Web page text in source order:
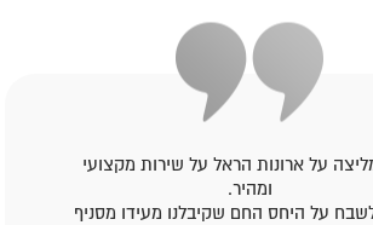
על ארונות הראל על שירות מקצועי
ומהיר.
לשבח על היחס החם שקיבלנו מעידו מסניף